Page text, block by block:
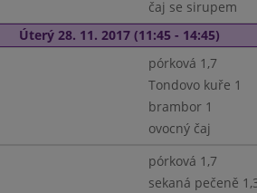
čaj se sirupem
Úterý 28. 11. 2017 (11:45 - 14:45)
pórková 1,7
Tondovo kuře 1
brambor 1
ovocný čaj
pórková 1,7
sekaná pečeně